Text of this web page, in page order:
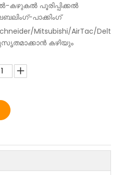
കഴുകൽ പൂരിപ്പിക്കൽ
പാക്കിംഗ്
Mitsubishi/AirTac/Delt
കഴിയും